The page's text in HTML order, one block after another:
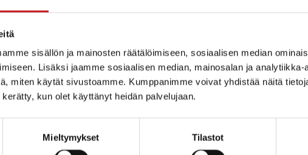
sisällön ja mainosten räätälöimiseen, sosiaalisen median
Lisäksi jaamme sosiaalisen median, mainosalan ja analytiikka-
miten käytät sivustoamme. Kumppanimme voivat yhdistää näitä
kun olet käyttänyt heidän palvelujaan.
Mieltymykset Tilastot